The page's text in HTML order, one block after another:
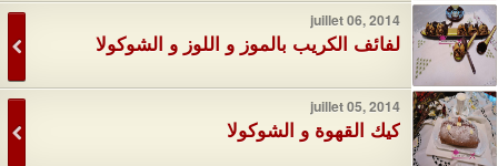
juillet 06, 2014
لفائف الكريب بالموز و اللوز و الشوكولا
juillet 05, 2014
كيك القهوة و الشوكولا